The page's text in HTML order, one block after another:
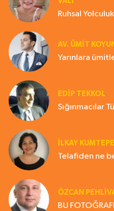
Ruhsal
AV. ÜMIT
Yarınlara
EDIP TEKKOL
Sığınmacılar
İLKAY KUMTEPE
Telafiden ne
ÖZCAN
BU